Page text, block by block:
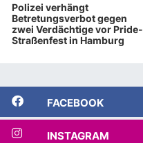
Polizei verhängt
Betretungsverbot gegen
zwei Verdächtige vor Pride-
Straßenfest in Hamburg
FACEBOOK
INSTAGRAM